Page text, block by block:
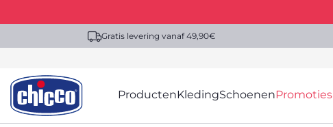
Gratis levering vanaf 49,90€
ProductenKledingSchoenenPromoties